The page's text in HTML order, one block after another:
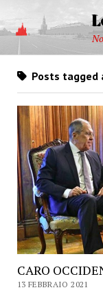
Posts tagged
CARO
13 FEBBRAIO 2021